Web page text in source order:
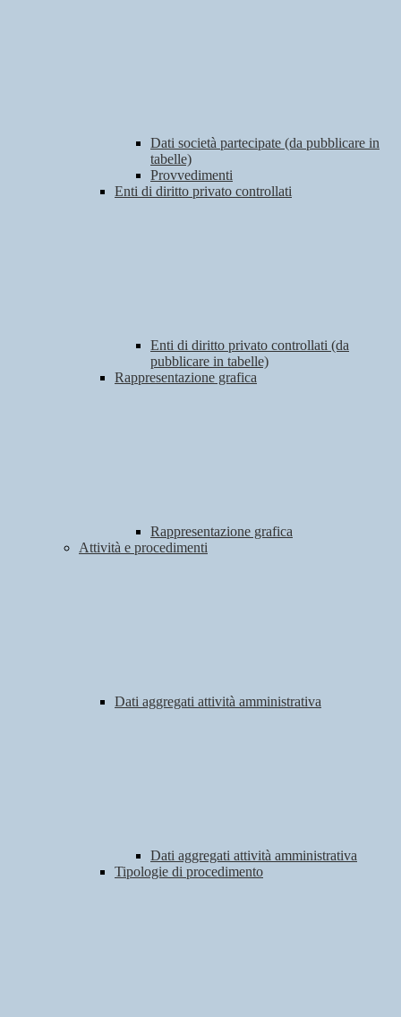
Dati società partecipate (da pubblicare in
tabelle)
Provvedimenti
Enti di diritto privato controllati
Enti di diritto privato controllati (da
pubblicare in tabelle)
Rappresentazione grafica
Rappresentazione grafica
Attività e procedimenti
Dati aggregati attività amministrativa
Dati aggregati attività amministrativa
Tipologie di procedimento